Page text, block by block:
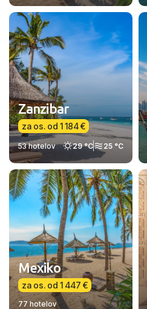
Zanzibar
za os. od 1 184 €
53 hotelov 29 °C 25 °C
Mexiko
za os. od 1 447 €
77 hotelov